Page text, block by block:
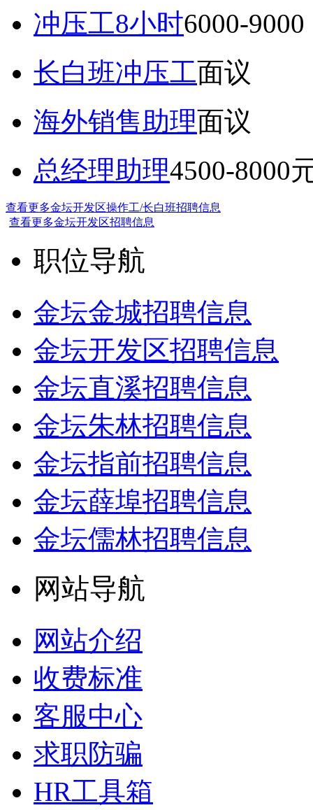
冲压工8小时6000-
长白班冲压工面议
海外销售助理面议
总经理助理4500-8000
查看更多金坛开发区操作工/长白班招聘信息
查看更多金坛开发区招聘信息
职位导航
金坛金城招聘信息
金坛开发区招聘信息
金坛直溪招聘信息
金坛朱林招聘信息
金坛指前招聘信息
金坛薛埠招聘信息
金坛儒林招聘信息
网站导航
网站介绍
收费标准
客服中心
求职防骗
HR工具箱